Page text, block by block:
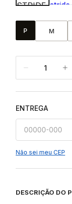
P M
1
ENTREGA
Não sei meu CEP
DESCRIÇÃO DO